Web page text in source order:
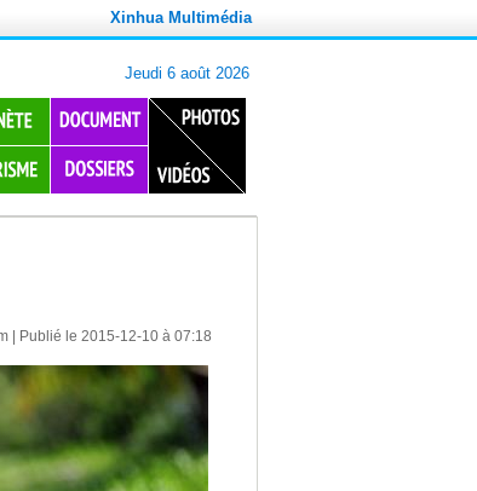
Xinhua Multimédia
| Publié le 2015-12-10 à 07:18